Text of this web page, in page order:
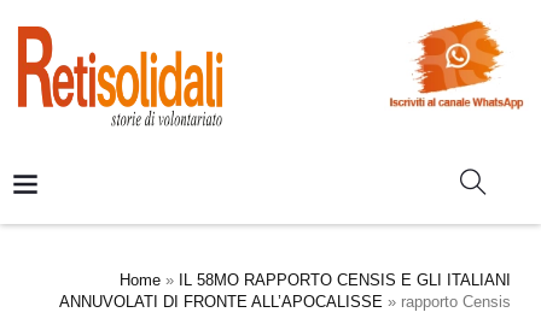
Home »
IL 58MO RAPPORTO CENSIS E GLI ITALIANI
ANNUVOLATI DI FRONTE ALL’APOCALISSE » rapporto Censis